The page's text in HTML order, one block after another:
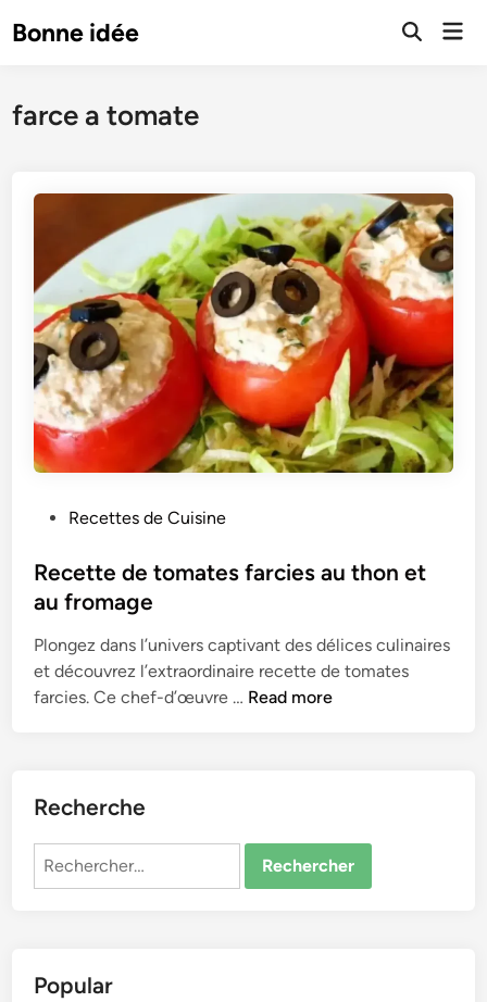
toBonne idée
Open
farce a tomate
s
t
d
i
n
Recettes de Cuisine
Recette de tomates farcies au thon et
au fromage
Plongez dans l’unive­rs captivant des délices culinaires
e­t découvrez l’extraordinaire recette de tomates
farcies. Ce­ chef-d’œuvre … R
Read more
Recherche
Rechercher :
Popular